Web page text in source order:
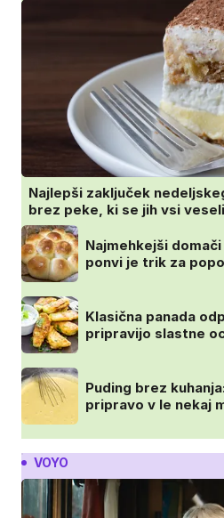
Najlepši zaključek
brez peke, ki se jih vsi
Najmehkejši
ponvi je trik za
Klasična panada
pripravijo slastne
Puding brez
pripravo v le nekaj
VOYO